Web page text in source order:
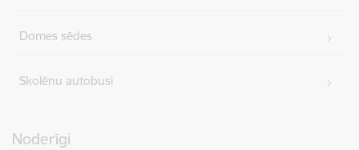
Domes sēdes
Skolēnu autobusi
Noderīgi